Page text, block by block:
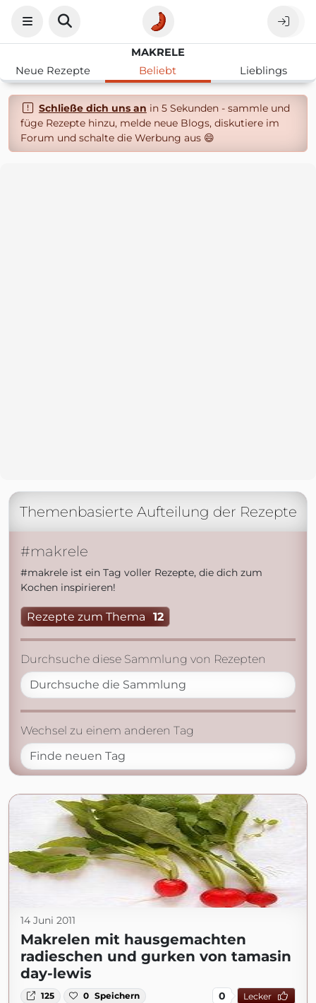
MAKRELE
Neue Rezepte
Beliebt Lieblings
Schließe dich uns an in 5 Sekunden - sammle und
füge Rezepte hinzu, melde neue Blogs, diskutiere im
Forum und schalte die Werbung aus 😄
Themenbasierte Aufteilung der Rezepte
#makrele
#makrele ist ein Tag voller Rezepte, die dich zum
Kochen inspirieren!
Rezepte zum Thema 12
Durchsuche diese Sammlung von Rezepten
Wechsel zu einem anderen Tag
14 Juni 2011
Makrelen mit hausgemachten
radieschen und gurken von tamasin
day-lewis
125 0 Speichern 0 Lecker